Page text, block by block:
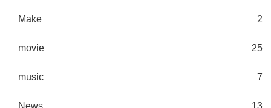
Make 2
movie 25
music 7
News 13